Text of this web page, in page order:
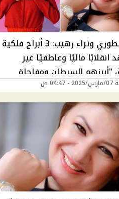
حظ اسطوري وثراء رهيب: 3 أبراج فلكية
ماليًا وعاطفيًا غير
السرطان ومفاجاة
برج الأسد" وفق توقعات عبير فؤادص